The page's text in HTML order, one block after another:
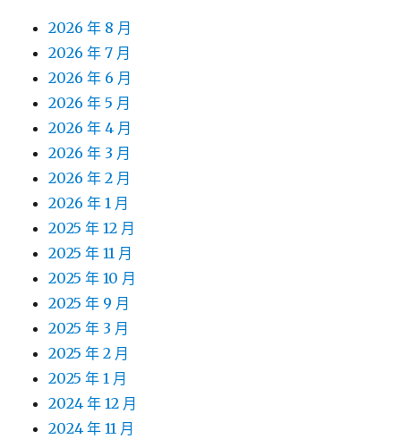
2026 年 8 月
2026 年 7 月
2026 年 6 月
2026 年 5 月
2026 年 4 月
2026 年 3 月
2026 年 2 月
2026 年 1 月
2025 年 12 月
2025 年 11 月
2025 年 10 月
2025 年 9 月
2025 年 3 月
2025 年 2 月
2025 年 1 月
2024 年 12 月
2024 年 11 月